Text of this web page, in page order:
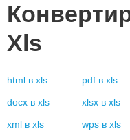
Xls
html в xls pdf в xls
docx в xls xlsx в xls
xml в xls wps в xls